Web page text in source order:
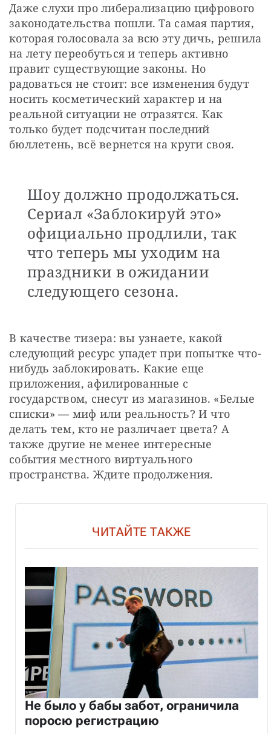
Даже слухи про либерализацию цифрового
законодательства пошли. Та самая партия,
которая голосовала за всю эту дичь, решила
на лету переобуться и теперь активно
правит существующие законы. Но
радоваться не стоит: все изменения будут
носить косметический характер и на
реальной ситуации не отразятся. Как
только будет подсчитан последний
бюллетень, всё вернется на круги своя.
Шоу должно продолжаться.
Сериал «Заблокируй это»
официально продлили, так
что теперь мы уходим на
праздники в ожидании
следующего сезона.
В качестве тизера: вы узнаете, какой
следующий ресурс упадет при попытке что-
нибудь заблокировать. Какие еще
приложения, афилированные с
государством, снесут из магазинов. «Белые
списки» — миф или реальность? И что
делать тем, кто не различает цвета? А
также другие не менее интересные
события местного виртуального
пространства. Ждите продолжения.
ЧИТАЙТЕ ТАКЖЕ
Не было у бабы забот, ограничила
поросю регистрацию